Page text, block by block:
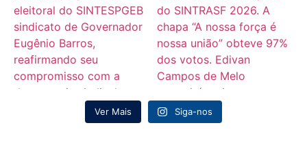
Ver Mais Siga-nos